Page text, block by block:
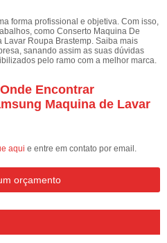
forma profissional e objetiva. Com isso,
como Conserto Maquina De
Lavar Roupa Brastemp. Saiba mais
sanando assim as suas dúvidas
pelo ramo com a melhor marca.
Encontrar
Maquina de Lavar
aqui e entre em contato por email.
orçamento